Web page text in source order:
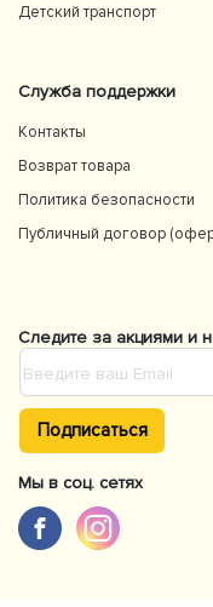
Детский транспорт
Служба поддержки
Контакты
Возврат товара
Политика безопасности
Публичный договор
Следите за акциями и
Подписаться
Мы в соц. сетях